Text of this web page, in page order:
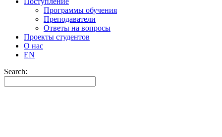
Программы обучения
Преподаватели
Ответы на вопросы
Проекты студентов
О нас
EN
Search: